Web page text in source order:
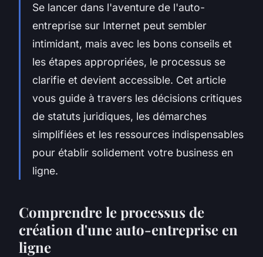
Se lancer dans l'aventure de l'auto-
entreprise sur Internet peut sembler
intimidant, mais avec les bons conseils et
les étapes appropriées, le processus se
clarifie et devient accessible. Cet article
vous guide à travers les décisions critiques
de statuts juridiques, les démarches
simplifiées et les ressources indispensables
pour établir solidement votre business en
ligne.
Comprendre le processus de
création d'une auto-entreprise en
ligne